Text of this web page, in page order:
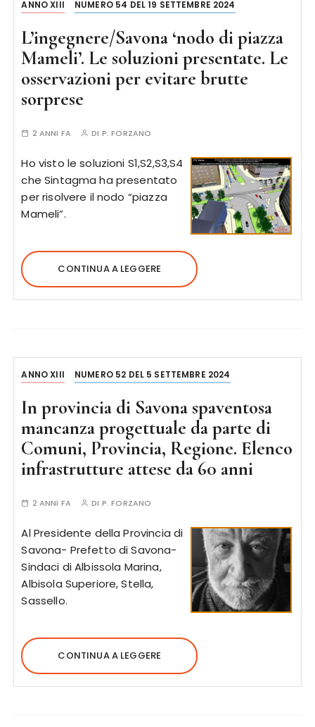
ANNO XIII NUMERO 54 DEL 19 SETTEMBRE 2024
L’ingegnere/Savona ‘nodo di piazza
Mameli’. Le soluzioni presentate. Le
osservazioni per evitare brutte
sorprese
2 ANNI FA DI P. FORZANO
Ho visto le soluzioni S1,S2,S3,S4
che Sintagma ha presentato
per risolvere il nodo “piazza
Mameli”.
CONTINUA A LEGGERE
ANNO XIII NUMERO 52 DEL 5 SETTEMBRE 2024
In provincia di Savona spaventosa
mancanza progettuale da parte di
Comuni, Provincia, Regione. Elenco
infrastrutture attese da 60 anni
2 ANNI FA DI P. FORZANO
Al Presidente della Provincia di
Savona- Prefetto di Savona-
Sindaci di Albissola Marina,
Albisola Superiore, Stella,
Sassello.
CONTINUA A LEGGERE